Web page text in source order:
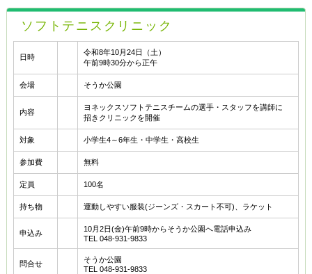
ソフトテニスクリニック
日時
令和8年10月24日（土）
午前9時30分から正午
会場 そうか公園
内容
ヨネックスソフトテニスチームの選手・スタッフを講師に
招きクリニックを開催
対象 小学生4～6年生・中学生・高校生
参加費 無料
定員 100名
持ち物 運動しやすい服装(ジーンズ・スカート不可)、ラケット
申込み
10月2日(金)午前9時からそうか公園へ電話申込み
TEL 048-931-9833
問合せ
そうか公園
TEL 048-931-9833